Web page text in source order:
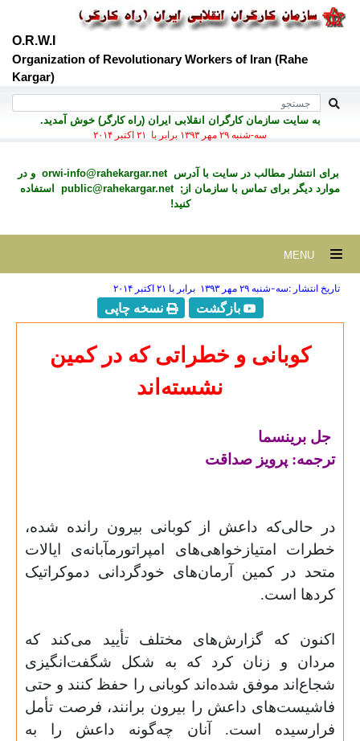
O.R.W.I
Organization of Revolutionary Workers of Iran (Rahe
Kargar)
به سايت سازمان کارگران انقلابی ايران (راه کارگر) خوش آمديد.
سه-شنبه ۲۹ مهر ۱۳۹۳ برابر با ۲۱ اکتبر ۲۰۱۴
برای انتشار مطالب در سايت با آدرسorwi-info@rahekargar.net و در
موارد ديگر برای تماس با سازمان از;public@rahekargar.net
استفاده
کنید!
تاریخ انتشار :سه-شنبه ۲۹ مهر ۱۳۹۳ برابر با ۲۱ اکتبر ۲۰۱۴
بازگشت نسخه چاپی
کوبانی و خطراتی که در کمین
نشسته‌اند
جل برینسما
ترجمه: پرویز صداقت
در حالی‌که داعش از کوبانی بیرون رانده شده،
خطرات امتیازخواهی‌های امپراتورمآبانه‌ی ایالات
متحد در کمین آرمان‌های خودگردانی دموکراتیک
کردها است.
اکنون که گزارش‌های مختلف تأیید می‌کند که
مردان و زنان کرد که به شکل شگفت‌انگیزی
شجاع‌اند موفق شده‌اند کوبانی را حفظ کنند و حتی
فاشیست‌های داعش را بیرون برانند، فرصت تأمل
فرارسیده است. آنان چه‌گونه داعش را به